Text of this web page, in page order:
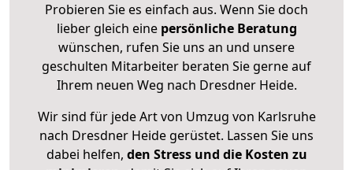
Probieren Sie es einfach aus. Wenn Sie doch
lieber gleich eine persönliche Beratung
wünschen, rufen Sie uns an und unsere
geschulten Mitarbeiter beraten Sie gerne auf
Ihrem neuen Weg nach Dresdner Heide.
Wir sind für jede Art von Umzug von Karlsruhe
nach Dresdner Heide gerüstet. Lassen Sie uns
dabei helfen, den Stress und die Kosten zu